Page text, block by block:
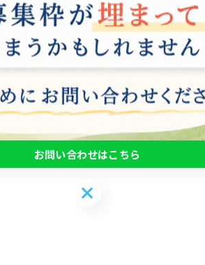
め、弊社では基礎から教えるカ
ぐに活かせるスキルを身につけ
することができます。私たちが全
一覧に戻る
お問い合わせはこちら
お問い合わせはこちら